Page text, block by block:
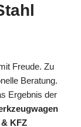
Freude. Zu
Beratung.
Ergebnis der
KFZ